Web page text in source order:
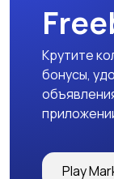
Крутите
бонусы,
Play